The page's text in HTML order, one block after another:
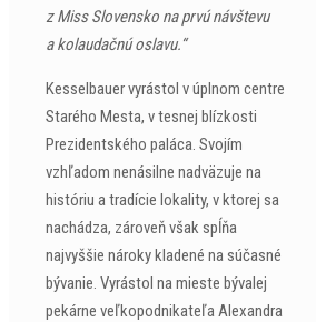
z Miss Slovensko na prvú návštevu
a kolaudačnú oslavu.“
Kesselbauer vyrástol v úplnom centre
Starého Mesta, v tesnej blízkosti
Prezidentského paláca. Svojím
vzhľadom nenásilne nadväzuje na
históriu a tradície lokality, v ktorej sa
nachádza, zároveň však spĺňa
najvyššie nároky kladené na súčasné
bývanie. Vyrástol na mieste bývalej
pekárne veľkopodnikateľa Alexandra